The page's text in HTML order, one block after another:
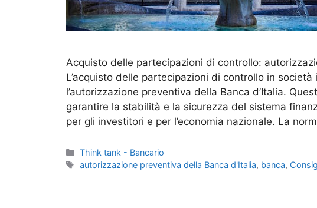
Acquisto delle partecipazioni di controllo:
L’acquisto delle partecipazioni di controllo in società
l’autorizzazione preventiva della Banca d’Italia.
garantire la stabilità e la sicurezza del sistema
per gli investitori e per l’economia nazionale. La
Categorie
Think tank - Bancario
Tag
autorizzazione preventiva della Banca d'Italia, banca,